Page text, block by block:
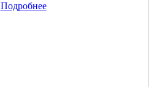
Подробнее